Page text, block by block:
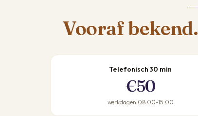
Vooraf bekend.
Telefonisch 30 min
€50
werkdagen 08:00-15:00